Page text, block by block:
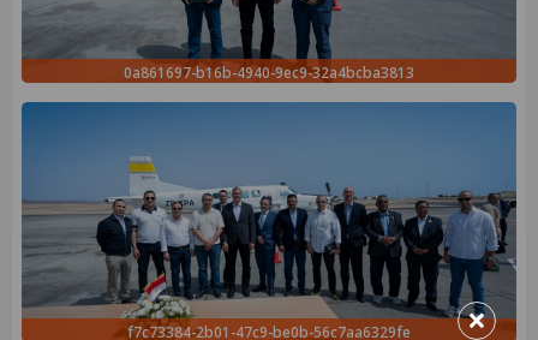
0a861697-b16b-4940-9ec9-32a4bcba3813
f7c73384-2b01-47c9-be0b-56c7aa6329fe ×